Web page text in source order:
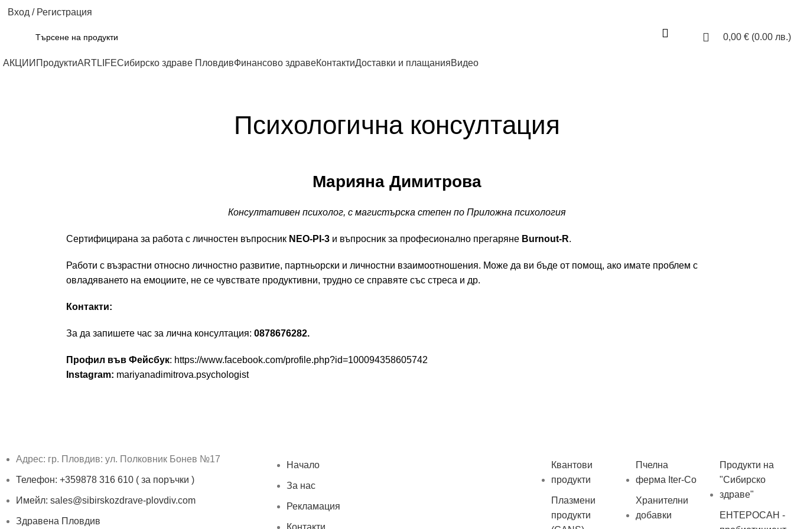
Вход / Регистрация
0,00 € (0.00 лв.)
АКЦИИ ПродуктиARTLIFEСибирско здраве ПловдивФинансово здравеКонтактиДоставки и плащанияВидео
Психологична консултация
Марияна Димитрова
Консултативен психолог, с магистърска степен по Приложна психология
Сертифицирана за работа с личностен въпросник NEO-PI-3 и въпросник за професионално прегаряне Burnout-R.
Работи с възрастни относно личностно развитие, партньорски и личностни взаимоотношения. Може да ви бъде от помощ, ако имате проблем с
овладяването на емоциите, не се чувствате продуктивни, трудно се справяте със стреса и др.
Контакти:
За да запишете час за лична консултация: 0878676282.
Профил във Фейсбук: https://www.facebook.com/profile.php?id=100094358605742
Instagram: mariyanadimitrova.psychologist
Адрес: гр. Пловдив: ул. Полковник Бонев №17
Телефон: +359878 316 610 ( за поръчки )
Имейл: sales@sibirskozdrave-plovdiv.com
Здравена Пловдив
Начало
За нас
Рекламация
Контакти
Квантови
продукти
Плазмени
продукти
Пчелна
ферма Iter-Co
Хранителни
добавки
Продукти на
"Сибирско
здраве"
ЕНТЕРОСАН -